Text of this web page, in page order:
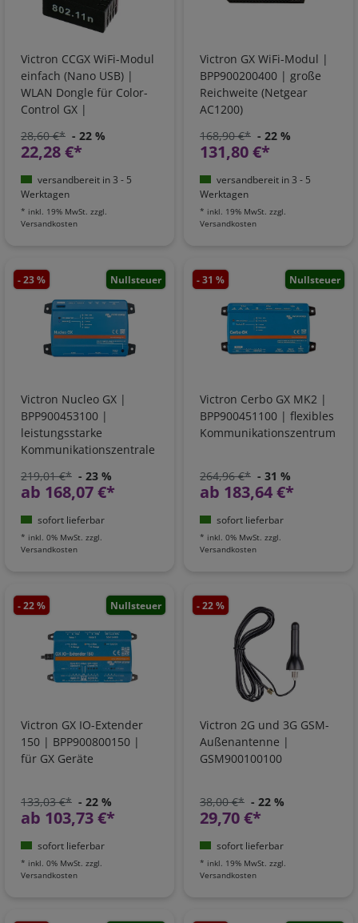
Victron CCGX WiFi-Modul
einfach (Nano USB) |
WLAN Dongle für Color-
Control GX |
28,60 €* - 22 %
22,28 €*
versandbereit in 3 - 5
Werktagen
* inkl. 19% MwSt. zzgl.
Versandkosten
Victron GX WiFi-Modul |
BPP900200400 | große
Reichweite (Netgear
AC1200)
168,90 €* - 22 %
131,80 €*
versandbereit in 3 - 5
Werktagen
* inkl. 19% MwSt. zzgl.
Versandkosten
- 23 % Nullsteuer
Victron Nucleo GX |
BPP900453100 |
leistungsstarke
Kommunikationszentrale
219,01 €* - 23 %
ab 168,07 €*
sofort lieferbar
* inkl. 0% MwSt. zzgl.
Versandkosten
- 31 % Nullsteuer
Victron Cerbo GX MK2 |
BPP900451100 | flexibles
Kommunikationszentrum
264,96 €* - 31 %
ab 183,64 €*
sofort lieferbar
* inkl. 0% MwSt. zzgl.
Versandkosten
- 22 % Nullsteuer
Victron GX IO-Extender
150 | BPP900800150 |
für GX Geräte
133,03 €* - 22 %
ab 103,73 €*
sofort lieferbar
* inkl. 0% MwSt. zzgl.
Versandkosten
- 22 %
Victron 2G und 3G GSM-
Außenantenne |
GSM900100100
38,00 €* - 22 %
29,70 €*
sofort lieferbar
* inkl. 19% MwSt. zzgl.
Versandkosten